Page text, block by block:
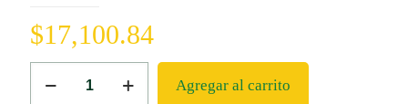
$17,100.84
Agregar al carrito